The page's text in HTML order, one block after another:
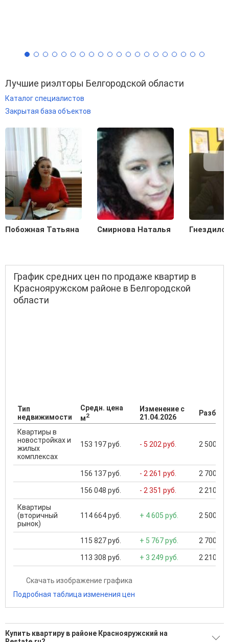
Лучшие риэлторы Белгородской области
Каталог специалистов
Закрытая база объектов
Побожная Татьяна Смирнова Наталья
График средних цен по продаже квартир в
Краснояружском районе в Белгородской
области
Тип
недвижимости
Средн. цена
м2
Изменение с
21.04.2026
Квартиры в
новостройках и
жилых
комплексах
153 197 руб. - 5 202 руб. 2 500
156 137 руб. - 2 261 руб. 2 700
156 048 руб. - 2 351 руб. 2 210
Квартиры
(вторичный
рынок)
114 664 руб. + 4 605 руб. 2 500
115 827 руб. + 5 767 руб. 2 700
113 308 руб. + 3 249 руб. 2 210
Скачать изображение графика
Подробная таблица изменения цен
Купить квартиру в районе Краснояружский на